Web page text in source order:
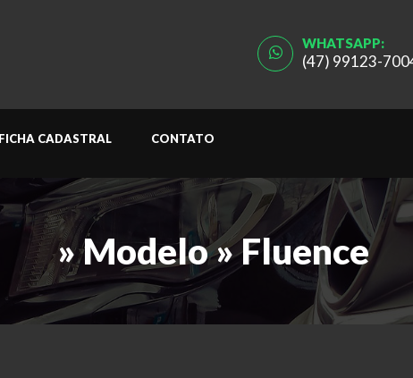
WHATSAPP:
(47) 99123-
FICHA CADASTRAL CONTATO
» Modelo » Fluence